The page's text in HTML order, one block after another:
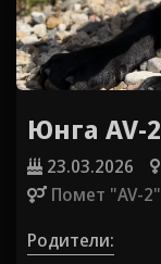
Юнга AV-2
23.03.2026
Помет "AV-2"
Родители: